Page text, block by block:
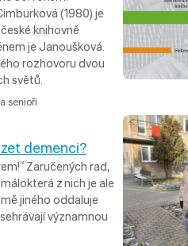
(1980) je
knihovně
je Janoušková.
rozhovoru dvou
světů.
senioři
demenci?
Zaručených rad,
z nich je ale
jiného oddaluje
významnou